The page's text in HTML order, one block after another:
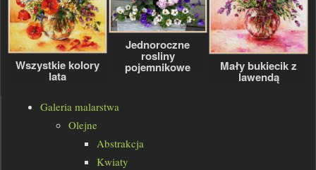
Wszystkie kolory
lata
Jednoroczne
rosliny
pojemnikowe Mały bukiecik z
lawendą
Galeria malarstwa
Olejne
Abstrakcja
Kwiaty